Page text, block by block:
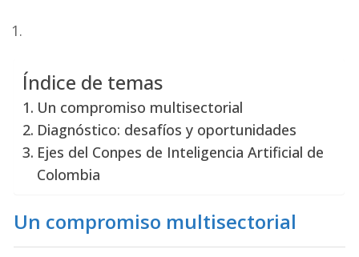
Índice de temas
Un compromiso multisectorial
Diagnóstico: desafíos y oportunidades
Ejes del Conpes de Inteligencia Artificial de
Colombia
Un compromiso multisectorial